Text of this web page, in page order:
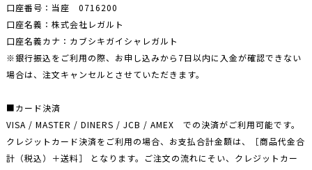
口座番号：当座 0716200
口座名義：株式会社レガルト
口座名義カナ：カブシキガイシャレガルト
※銀行振込をご利用の際、お申し込みから7日以内に入金が確認できない
場合は、注文キャンセルとさせていただきます。
■カード決済
VISA / MASTER / DINERS / JCB / AMEX での決済がご利用可能です。
クレジットカード決済をご利用の場合、お支払合計金額は、［商品代金合
計（税込）＋送料］ となります。ご注文の流れにそい、クレジットカー